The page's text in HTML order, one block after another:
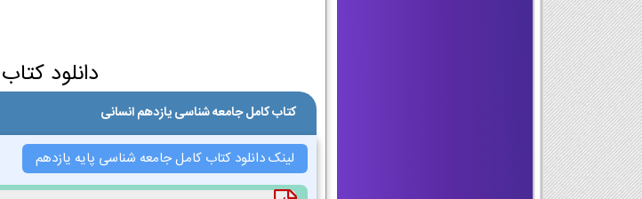
دانلود
کتاب کامل جامعه شناسی یازدهم انسانی
لینک دانلود کتاب کامل جامعه شناسی پایه یازدهم